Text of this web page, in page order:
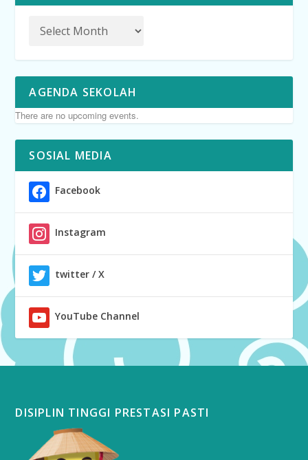
AGENDA SEKOLAH
There are no upcoming events.
SOSIAL MEDIA
Facebook
Instagram
twitter / X
YouTube Channel
DISIPLIN TINGGI PRESTASI PASTI